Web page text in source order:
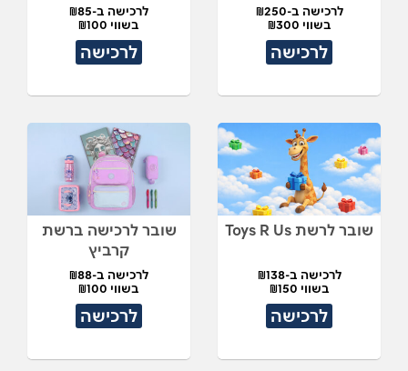
לרכישה ב-₪250
בשווי ₪300
לרכישה
לרכישה ב-₪85
בשווי ₪100
לרכישה
שובר לרשת Toys R Us
לרכישה ב-₪138
בשווי ₪150
לרכישה
שובר לרכישה ברשת
קרביץ
לרכישה ב-₪88
בשווי ₪100
לרכישה